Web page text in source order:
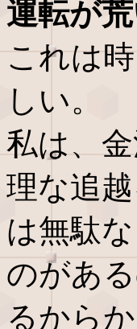
運転が
これは
しい。
私は、
理な追
は無駄
のがあ
るから